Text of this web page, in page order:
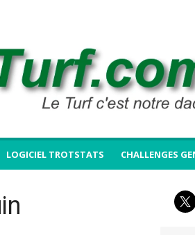
LOGICIEL TROTSTATS CHALLENGES